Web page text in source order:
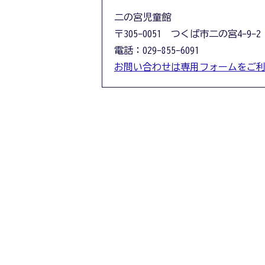
二の宮児童館
〒305-0051 つくば市二の宮4-9-2
電話：029-855-6091
お問い合わせは専用フォームをご利